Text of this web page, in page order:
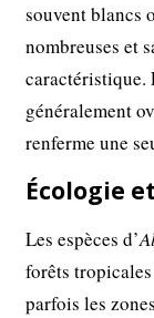
souvent blancs
nombreuses et
caractéristique.
généralement
renferme une
Écologie
Les espèces d’
forêts
parfois les